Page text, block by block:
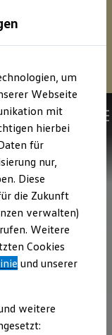
ID. oder
um
Webseite
mit
hierbei
für
nur,
Diese
die Zukunft
verwalten)
Weitere
Cookies
und unserer
weitere